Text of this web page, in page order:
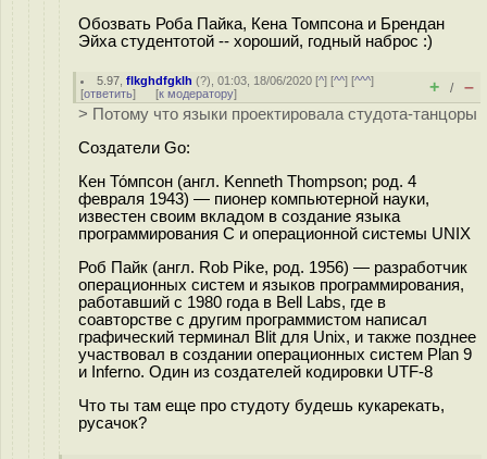
Обозвать Роба Пайка, Кена Томпсона и Брендан
Эйха студентотой -- хороший, годный наброс :)
5.97 ,flkghdfgklh (?), 01:03, 18/06/2020 [^] [^^] [^^^]
[ответить] [к модератору] + / –
> Потому что языки проектировала студота-танцоры
Создатели Go:
Кен То́мпсон (англ. Kenneth Thompson; род. 4
февраля 1943) — пионер компьютерной науки,
известен своим вкладом в создание языка
программирования C и операционной системы UNIX
Роб Пайк (англ. Rob Pike, род. 1956) — разработчик
операционных систем и языков программирования,
работавший c 1980 года в Bell Labs, где в
соавторстве с другим программистом написал
графический терминал Blit для Unix, и также позднее
участвовал в создании операционных систем Plan 9
и Inferno. Один из создателей кодировки UTF-8
Что ты там еще про студоту будешь кукарекать,
русачок?